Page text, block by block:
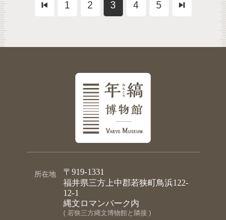
1 2 3 4 5
所在地
〒919-1331
福井県三方上中郡若狭町鳥浜122-
12-1
縄文ロマンパーク内
( 若狭三方縄文博物館と隣接 )